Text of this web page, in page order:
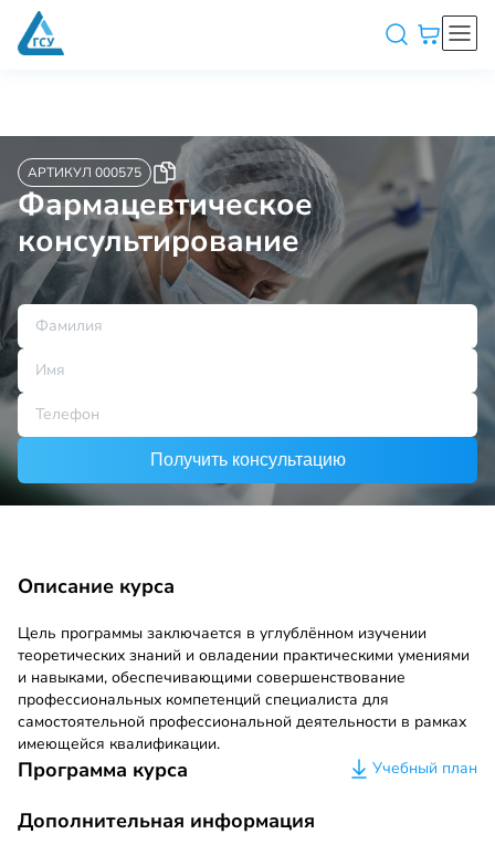
АРТИКУЛ 000575
Фармацевтическое
консультирование
Получить консультацию
Описание курса
Цель программы заключается в углублённом изучении
теоретических знаний и овладении практическими умениями
и навыками, обеспечивающими совершенствование
профессиональных компетенций специалиста для
самостоятельной профессиональной деятельности в рамках
имеющейся квалификации.
Программа курса Учебный план
Дополнительная информация